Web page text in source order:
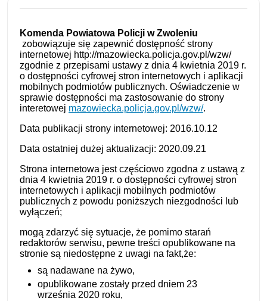
Komenda Powiatowa Policji w Zwoleniu
zobowiązuje się zapewnić dostępność strony
internetowej http://mazowiecka.policja.gov.pl/wzw/
zgodnie z przepisami ustawy z dnia 4 kwietnia 2019 r.
o dostępności cyfrowej stron internetowych i aplikacji
mobilnych podmiotów publicznych. Oświadczenie w
sprawie dostępności ma zastosowanie do strony
interetowej mazowiecka.policja.gov.pl/wzw/.
Data publikacji strony internetowej: 2016.10.12
Data ostatniej dużej aktualizacji: 2020.09.21
Strona internetowa jest częściowo zgodna z ustawą z
dnia 4 kwietnia 2019 r. o dostępności cyfrowej stron
internetowych i aplikacji mobilnych podmiotów
publicznych z powodu poniższych niezgodności lub
wyłączeń;
mogą zdarzyć się sytuacje, że pomimo starań
redaktorów serwisu, pewne treści opublikowane na
stronie są niedostępne z uwagi na fakt,że:
są nadawane na żywo,
opublikowane zostały przed dniem 23
września 2020 roku,